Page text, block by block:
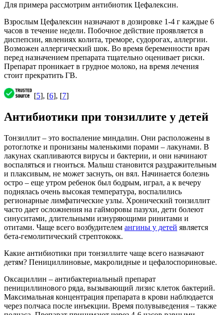
Для примера рассмотрим антибиотик Цефалексин.
Взрослым Цефалексин назначают в дозировке 1-4 г каждые 6
часов в течение недели. Побочное действие проявляется в
диспепсии, явлениях колита, треморе, судорогах, аллергии.
Возможен аллергический шок. Во время беременности врач
перед назначением препарата тщательно оценивает риски.
Препарат проникает в грудное молоко, на время лечения
стоит прекратить ГВ.
[5], [6], [7]
Антибиотики при тонзиллите у детей
Тонзиллит – это воспаление миндалин. Они расположены в
ротоглотке и пронизаны маленькими порами – лакунами. В
лакунах скапливаются вирусы и бактерии, и они начинают
воспаляться и гноиться. Малыш становится раздражительным
и плаксивым, не может заснуть, он вял. Начинается болезнь
остро – еще утром ребенок был бодрым, играл, а к вечеру
поднялась очень высокая температура, воспалились
регионарные лимфатические узлы. Хронический тонзиллит
часто дает осложнения на гайморовы пазухи, дети болеют
синуситами, длительными изнуряющими ринитами и
отитами. Чаще всего возбудителем ангины у детей является
бета-гемолитический стрептококк.
Какие антибиотики при тонзиллите чаще всего назначают
детям? Пенициллиновые, макролидные и цефалоспориновые.
Оксациллин – антибактериальный препарат
пенициллинового ряда, вызывающий лизис клеток бактерий.
Максимальная концентрация препарата в крови наблюдается
через полчаса после инъекции. Время полувыведения – также